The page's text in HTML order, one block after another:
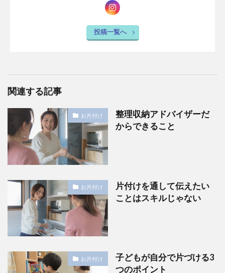
投稿一覧へ
関連する記事
お片付け
整理収納アドバイザーだ
からできること
お片付け
片付けを通して伝えたい
ことはスキルじゃない
お片付け
子どもが自分で片づける3
つのポイント